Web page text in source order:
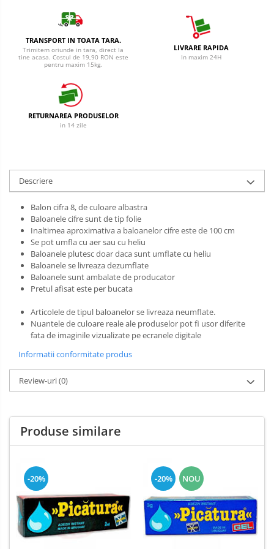
Produse Pentru Bucatarie
Detergent Vase Pentru Masina
Detergent Vase Manual
Sare Masina De Spalat
Folie Si Pungi Alimentare
Lavete Si Bureti
Vase Si Accesorii
Diverse pentru bucatarie
Igiena si Dezinfectie
Cif Spray Baie
Detartrant WC
Dezinfectant Baie
Dezinfectant Bucatarie
Domestos Verde
Domestos WC
Produse Curatenie Baie
Produse Sano Baie
Hartie Igienica
Prosoape de Hartie
Odorizant Camera Profesional
Odorizant Camera Electric
Odorizant Camera Air Wick
Spuma Si Geluri De Barbierit
Protectie Insecte
Ingrijire Intima
Aparat de ras
Accesorii
Absorbante
Absorbante Zilnice
Tampoane
Benzi Depilatoare
plasture
TRANSPORT IN TOATA TARA.
Trimitem oriunde in tara, direct la
tine acasa. Costul de 19,90 RON este
pentru maxim 15kg.
LIVRARE RAPIDA
In maxim 24H
RETURNAREA PRODUSELOR
in 14 zile
Descriere
Balon cifra 8, de culoare albastra
Baloanele cifre sunt de tip folie
Inaltimea aproximativa a baloanelor cifre este de 100 cm
Se pot umfla cu aer sau cu heliu
Baloanele plutesc doar daca sunt umflate cu heliu
Baloanele se livreaza dezumflate
Baloanele sunt ambalate de producator
Pretul afisat este per bucata
Articolele de tipul baloanelor se livreaza neumflate.
Nuantele de culoare reale ale produselor pot fi usor diferite
fata de imaginile vizualizate pe ecranele digitale
Informatii conformitate produs
Review-uri(0)
Produse similare
-20% -20% NOU